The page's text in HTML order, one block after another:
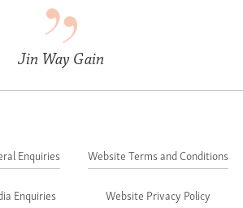
Jin Way Gain
Enquiries
Enquiries
Website Terms and Conditions
Website Privacy Policy